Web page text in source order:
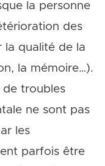
la personne
des
la qualité de la
la mémoire…).
de troubles
ne sont pas
les
parfois être